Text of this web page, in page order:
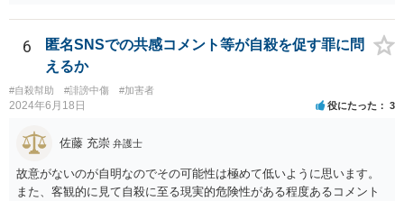
6
匿名SNSでの共感コメント等が自殺を促す罪に問
えるか
#自殺幇助 #誹謗中傷 #加害者
2024年6月18日 役にたった 3
佐藤 充崇 弁護士
故意がないのが自明なのでその可能性は極めて低いように思います。
また、客観的に見て自殺に至る現実的危険性がある程度あるコメント